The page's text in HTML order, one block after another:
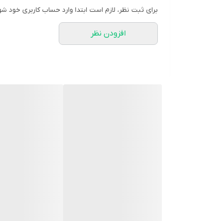
برای ثبت نظر، لازم است ابتدا وارد حساب کاربری خود
افزودن نظر